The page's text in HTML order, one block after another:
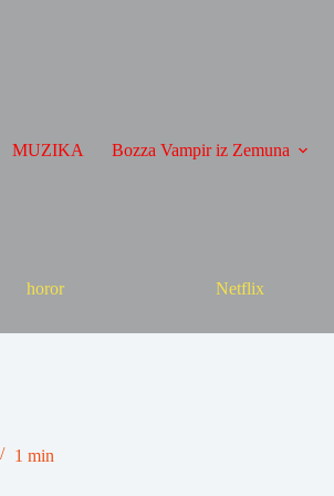
MUZIKA Bozza Vampir iz Zemuna
horor Netflix
1 min